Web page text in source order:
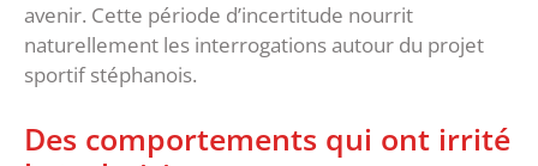
avenir. Cette période d’incertitude nourrit
naturellement les interrogations autour du projet
sportif stéphanois.
‎Des comportements qui ont irrité